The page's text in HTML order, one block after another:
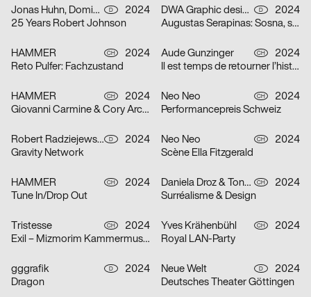
Jonas Huhn, Dominik Keller, Michael Satter D
2024
25 Years Robert Johnson
DWA Graphic design department D
2024
Augustas Serapinas: Sosna, swierk i osika
HAMMER CH
2024
Reto Pulfer: Fachzustand
Aude Gunzinger CH
2024
Il est temps de retourner l’histoire
HAMMER CH
2024
Giovanni Carmine & Cory Arcangel: ALL I EAT IN A DAY
Neo Neo CH
2024
Performancepreis Schweiz
Robert Radziejewski, Michal Veltruský D
2024
Gravity Network
Neo Neo CH
2024
Scène Ella Fitzgerald
HAMMER CH
2024
Tune In/Drop Out
Daniela Droz & Tonatiuh Ambrosetti, Neo Neo CH
2024
Surréalisme & Design
Tristesse CH
2024
Exil – Mizmorim Kammermusik Festival Basel
Yves Krähenbühl CH
2024
Royal LAN-Party
gggrafik D
2024
Dragon
Neue Welt D
2024
Deutsches Theater Göttingen